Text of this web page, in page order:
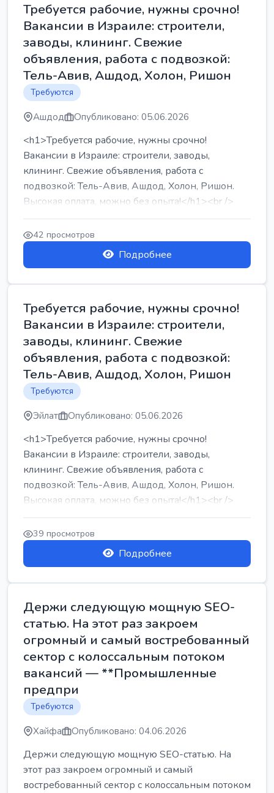
Требуется рабочие, нужны срочно!
Вакансии в Израиле: строители,
заводы, клининг. Свежие
объявления, работа с подвозкой:
Тель-Авив, Ашдод, Холон, Ришон
Требуются
Ашдод Опубликовано: 05.06.2026
<h1>Требуется рабочие, нужны срочно!
Вакансии в Израиле: строители, заводы,
клининг. Свежие объявления, работа с
подвозкой: Тель-Авив, Ашдод, Холон, Ришон.
Высокая оплата, можно без опыта!</h1><br />
...
42 просмотров
Подробнее
Требуется рабочие, нужны срочно!
Вакансии в Израиле: строители,
заводы, клининг. Свежие
объявления, работа с подвозкой:
Тель-Авив, Ашдод, Холон, Ришон
Требуются
Эйлат Опубликовано: 05.06.2026
<h1>Требуется рабочие, нужны срочно!
Вакансии в Израиле: строители, заводы,
клининг. Свежие объявления, работа с
подвозкой: Тель-Авив, Ашдод, Холон, Ришон.
Высокая оплата, можно без опыта!</h1><br />
...
39 просмотров
Подробнее
Держи следующую мощную SEO-
статью. На этот раз закроем
огромный и самый востребованный
сектор с колоссальным потоком
вакансий — **Промышленные
предпри
Требуются
Хайфа Опубликовано: 04.06.2026
Держи следующую мощную SEO-статью. На
этот раз закроем огромный и самый
востребованный сектор с колоссальным потоком